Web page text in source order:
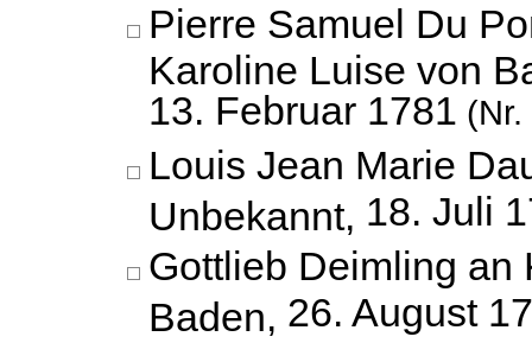
Pierre Samuel Du
Karoline Luise von
13. Februar 1781 (Nr.
Louis Jean Marie
Unbekannt, 18. Juli
Gottlieb Deimling an
Baden, 26. August